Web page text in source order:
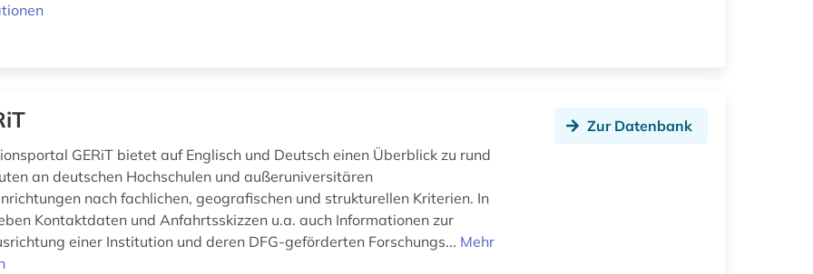
GERiT bietet auf Englisch und Deutsch einen Überblick zu rund
an deutschen Hochschulen und außeruniversitären
nach fachlichen, geografischen und strukturellen Kriterien. In
Kontaktdaten und Anfahrtsskizzen u.a. auch Informationen zur
einer Institution und deren DFG-geförderten Forschungs... Mehr
Zur Datenbank